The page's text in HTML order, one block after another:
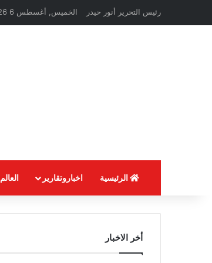
رئيس التحرير أنور حيدر الخميس, أغسطس 6 2026
الرئيسية اخباروتقارير العالم
أخر الاخبار